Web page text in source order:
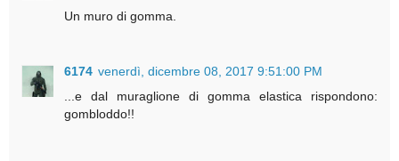
Un muro di gomma.
6174 venerdì, dicembre 08, 2017 9:51:00 PM
...e dal muraglione di gomma elastica rispondono:
gombloddo!!